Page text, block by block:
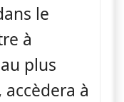
le
à
plus
à